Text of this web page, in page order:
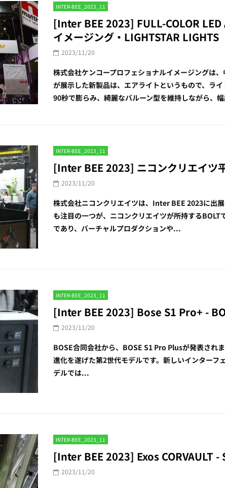
INTER-BEE_2023_11
[Inter BEE 2023] FULL-COLOR
イメージング・LIGHTSTAR LIGHTS
2023/11/20
株式会社ケンコープロフェショナルイメージングは
が展示した新製品は、エアライトというもので、ラ
90秒で膨らみ、綺麗なバルーン型を維持しながら、
INTER-BEE_2023_11
[Inter BEE 2023] ニコンクリエイツ
2023/11/20
株式会社ニコンクリエイツは、Inter BEE 2023に出
も注目の一つが、ニコンクリエイツが所持する
であり、バーチャルプロダクションや...
INTER-BEE_2023_11
[Inter BEE 2023] Bose S1 Pro+ -
2023/11/20
BOSE合同会社から、BOSE S1 Pro Plusが発表され
進化を遂げた第2世代モデルです。新しいインター
デルでは...
INTER-BEE_2023_11
[Inter BEE 2023] Exos CORVAULT -
2023/11/20